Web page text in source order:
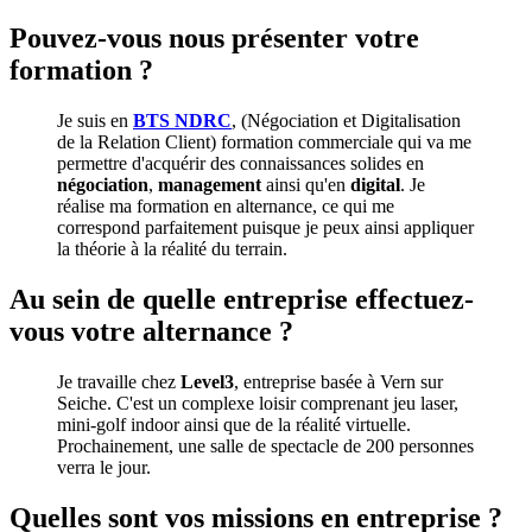
Pouvez-vous nous présenter votre
formation ?
Je suis en BTS NDRC, (Négociation et Digitalisation
de la Relation Client) formation commerciale qui va me
permettre d'acquérir des connaissances solides en
négociation, management ainsi qu'en digital. Je
réalise ma formation en alternance, ce qui me
correspond parfaitement puisque je peux ainsi appliquer
la théorie à la réalité du terrain.
Au sein de quelle entreprise effectuez-
vous votre alternance ?
Je travaille chez Level3, entreprise basée à Vern sur
Seiche. C'est un complexe loisir comprenant jeu laser,
mini-golf indoor ainsi que de la réalité virtuelle.
Prochainement, une salle de spectacle de 200 personnes
verra le jour.
Quelles sont vos missions en entreprise ?